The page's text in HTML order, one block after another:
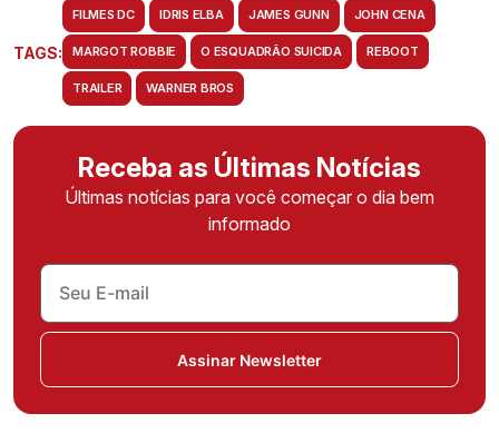
TAGS:
FILMES DC IDRIS ELBA JAMES GUNN JOHN CENA
MARGOT ROBBIE O ESQUADRÃO SUICIDA REBOOT
TRAILER WARNER BROS
Receba as Últimas Notícias
Últimas notícias para você começar o dia bem
informado
Assinar Newsletter